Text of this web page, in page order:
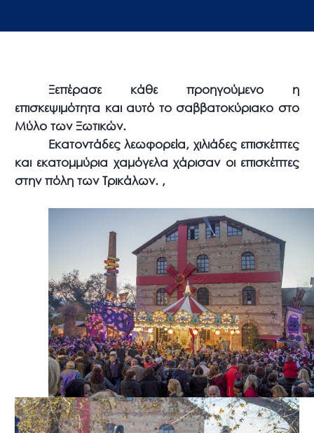
Ξεπέρασε κάθε προηγούμενο η
επισκεψιμότητα και αυτό το σαββατοκύριακο στο
Μύλο των Ξωτικών.
Εκατοντάδες λεωφορεία, χιλιάδες επισκέπτες
και εκατομμύρια χαμόγελα χάρισαν οι επισκέπτες
στην πόλη των Τρικάλων. ,